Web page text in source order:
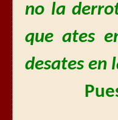
no la
que ates
desates en